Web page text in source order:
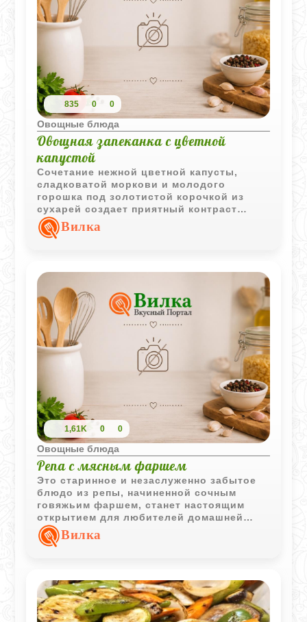
835 0 0
Овощные блюда
Овощная запеканка с цветной
капустой
Сочетание нежной цветной капусты,
сладковатой моркови и молодого
горошка под золотистой корочкой из
сухарей создает приятный контраст
текстур. Такая запеканка прекрасно
подходит как для неспешного семейного
сезонных овощей.
Вилка
1,61K 0 0
Овощные блюда
Репа с мясным фаршем
Это старинное и незаслуженно забытое
блюдо из репы, начиненной сочным
говяжьим фаршем, станет настоящим
открытием для любителей домашней
кухни. Репа, приготовленная таким
способом, теряет свою резкость,
мускатного ореха придает начинке
благородный аромат, а соус из
сердцевины овоща делает вкус
завершенным и гармоничным.
Вилка